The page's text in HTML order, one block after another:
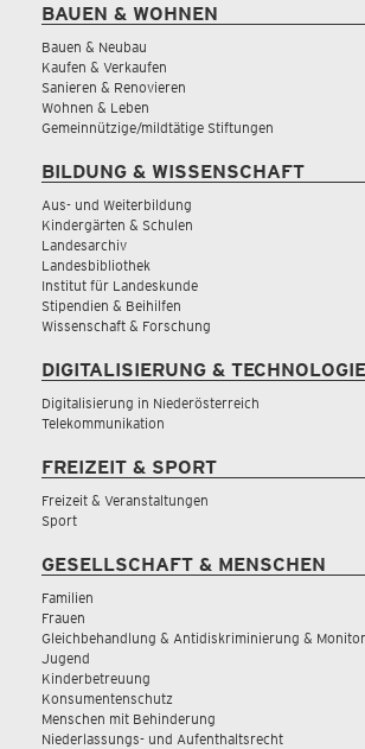
BAUEN & WOHNEN
Bauen & Neubau
Kaufen & Verkaufen
Sanieren & Renovieren
Wohnen & Leben
Gemeinnützige/mildtätige Stiftungen
BILDUNG & WISSENSCHAFT
Aus- und Weiterbildung
Kindergärten & Schulen
Landesarchiv
Landesbibliothek
Institut für Landeskunde
Stipendien & Beihilfen
Wissenschaft & Forschung
DIGITALISIERUNG & TECHNOLOGIE
Digitalisierung in Niederösterreich
Telekommunikation
FREIZEIT & SPORT
Freizeit & Veranstaltungen
Sport
GESELLSCHAFT & MENSCHEN
Familien
Frauen
Gleichbehandlung & Antidiskriminierung &
Jugend
Kinderbetreuung
Konsumentenschutz
Menschen mit Behinderung
Niederlassungs- und Aufenthaltsrecht